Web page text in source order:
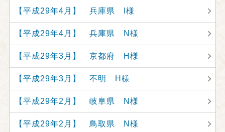
【平成29年4月】 兵庫県 I様
【平成29年4月】 兵庫県 N様
【平成29年3月】 京都府 H様
【平成29年3月】 不明 H様
【平成29年2月】 岐阜県 N様
【平成29年2月】 鳥取県 N様